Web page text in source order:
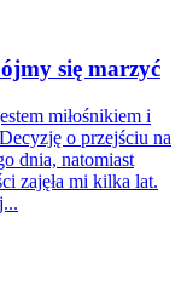
się marzyć
miłośnikiem i
o przejściu na
dnia, natomiast
zajęła mi kilka lat.